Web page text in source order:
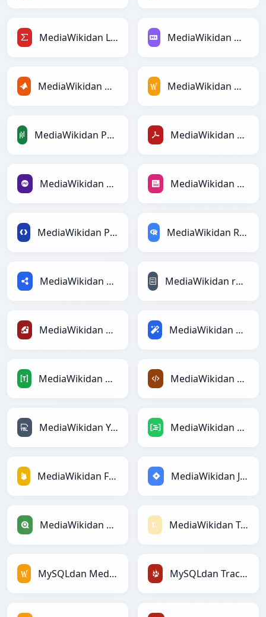
MediaWikidan LaTeXga MediaWikidan Markdownga
MediaWikidan MATLABga MediaWikidan MediaWikiga
MediaWikidan PandasDataFramega MediaWikidan PDFga
MediaWikidan PHPga MediaWikidan PNGga
MediaWikidan Protobufga MediaWikidan RDataFramega
MediaWikidan RDFga MediaWikidan reStructuredTextga
MediaWikidan Rubyga MediaWikidan Magicga
MediaWikidan TOMLga MediaWikidan XMLga
MediaWikidan YAMLga MediaWikidan DAXga
MediaWikidan Firebasega MediaWikidan Jiraga
MediaWikidan Qlikga MediaWikidan Textilega
MySQLdan MediaWikiga MySQLdan TracWikiga